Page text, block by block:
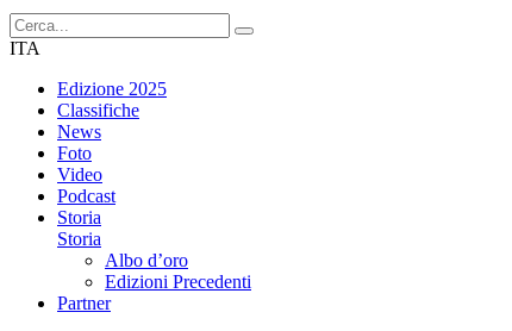
ITA
Edizione 2025
Classifiche
News
Foto
Video
Podcast
Storia
Storia
Albo d’oro
Edizioni Precedenti
Partner